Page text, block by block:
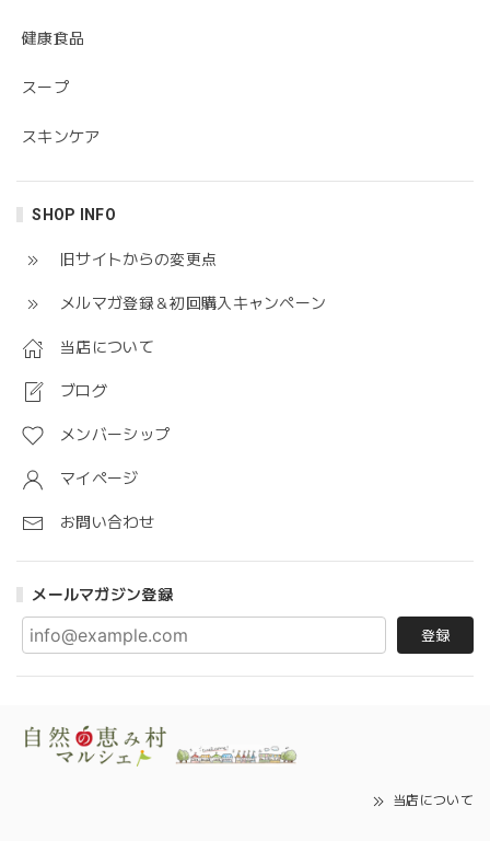
健康食品
スープ
スキンケア
SHOP INFO
旧サイトからの変更点
メルマガ登録＆初回購入キャンペーン
当店について
ブログ
メンバーシップ
マイページ
お問い合わせ
メールマガジン登録
登録
当店について